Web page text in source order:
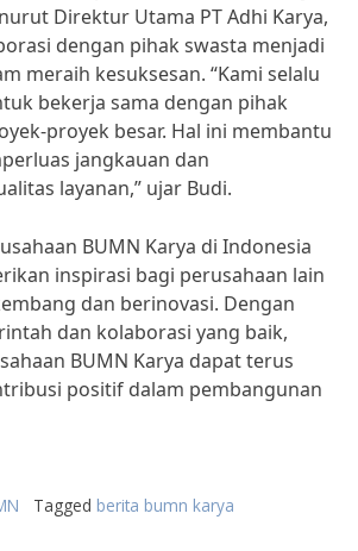
Direktur Utama PT Adhi Karya,
dengan pihak swasta menjadi
meraih kesuksesan. “Kami selalu
bekerja sama dengan pihak
proyek besar. Hal ini membantu
jangkauan dan
layanan,” ujar Budi.
BUMN Karya di Indonesia
inspirasi bagi perusahaan lain
dan berinovasi. Dengan
dan kolaborasi yang baik,
BUMN Karya dapat terus
positif dalam pembangunan
Tagged berita bumn karya